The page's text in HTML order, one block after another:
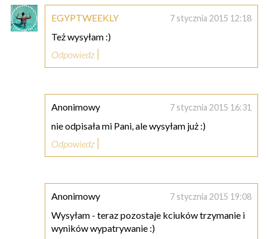
EGYPTWEEKLY 7 stycznia 2015 12:18
Też wysyłam :)
Odpowiedz
Anonimowy 7 stycznia 2015 16:31
nie odpisała mi Pani, ale wysyłam już :)
Odpowiedz
Anonimowy 7 stycznia 2015 19:08
Wysyłam - teraz pozostaje kciuków trzymanie i
wyników wypatrywanie :)